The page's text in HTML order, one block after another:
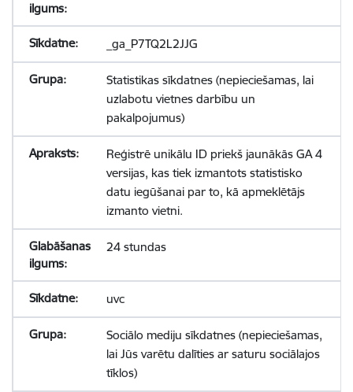
_ga_P7TQ2L2JJG
Statistikas sīkdatnes (nepieciešamas, lai
uzlabotu vietnes darbību un
pakalpojumus)
Reģistrē unikālu ID priekš jaunākās GA 4
versijas, kas tiek izmantots statistisko
datu iegūšanai par to, kā apmeklētājs
izmanto vietni.
24 stundas
uvc
Sociālo mediju sīkdatnes (nepieciešamas,
lai Jūs varētu dalīties ar saturu sociālajos
tīklos)